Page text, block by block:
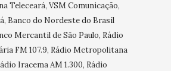
Teleceará, VSM Comunicação,
Banco do Nordeste do Brasil
Mercantil de São Paulo, Rádio
FM 107.9, Rádio Metropolitana
Iracema AM 1.300, Rádio